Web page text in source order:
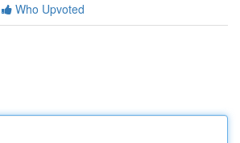
Who Upvoted